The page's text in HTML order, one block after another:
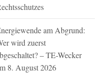
am Abgrund:
wird zuerst
– TE-Wecker
8. August 2026